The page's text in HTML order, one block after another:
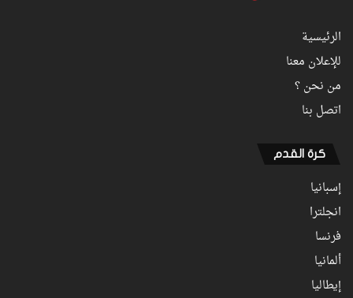
الرئيسية
للإعلان معنا
من نحن ؟
اتصل بنا
كرة القدم
إسبانيا
انجلترا
فرنسا
ألمانيا
إيطاليا